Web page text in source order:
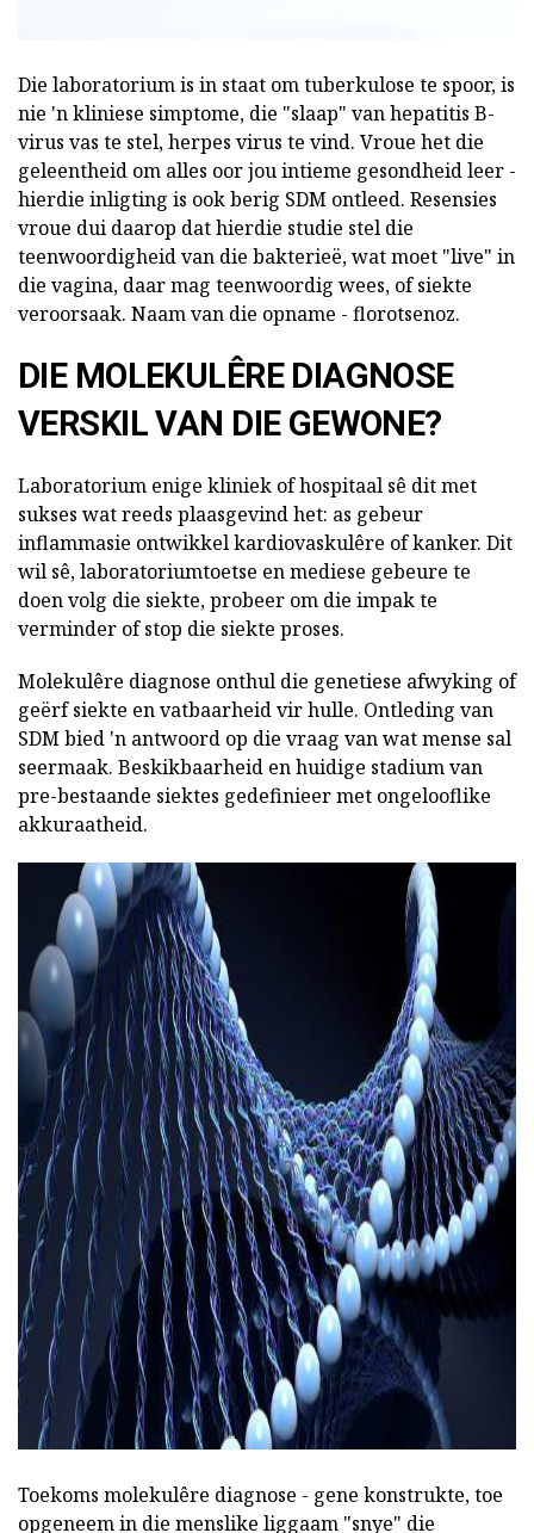
Die laboratorium is in staat om tuberkulose te spoor, is
nie 'n kliniese simptome, die "slaap" van hepatitis B-
virus vas te stel, herpes virus te vind. Vroue het die
geleentheid om alles oor jou intieme gesondheid leer -
hierdie inligting is ook berig SDM ontleed. Resensies
vroue dui daarop dat hierdie studie stel die
teenwoordigheid van die bakterieë, wat moet "live" in
die vagina, daar mag teenwoordig wees, of siekte
veroorsaak. Naam van die opname - florotsenoz.
DIE MOLEKULÊRE DIAGNOSE
VERSKIL VAN DIE GEWONE?
Laboratorium enige kliniek of hospitaal sê dit met
sukses wat reeds plaasgevind het: as gebeur
inflammasie ontwikkel kardiovaskulêre of kanker. Dit
wil sê, laboratoriumtoetse en mediese gebeure te
doen volg die siekte, probeer om die impak te
verminder of stop die siekte proses.
Molekulêre diagnose onthul die genetiese afwyking of
geërf siekte en vatbaarheid vir hulle. Ontleding van
SDM bied 'n antwoord op die vraag van wat mense sal
seermaak. Beskikbaarheid en huidige stadium van
pre-bestaande siektes gedefinieer met ongelooflike
akkuraatheid.
ad
Toekoms molekulêre diagnose - gene konstrukte, toe
opgeneem in die menslike liggaam "snye" die